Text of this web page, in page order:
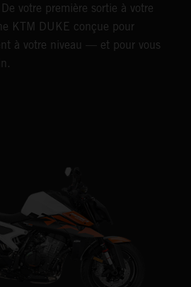
votre première sortie à votre
KTM DUKE conçue pour
à votre niveau — et pour vous